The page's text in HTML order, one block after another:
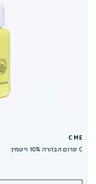
C ME
סרום הבהרה 10% ויטמין C